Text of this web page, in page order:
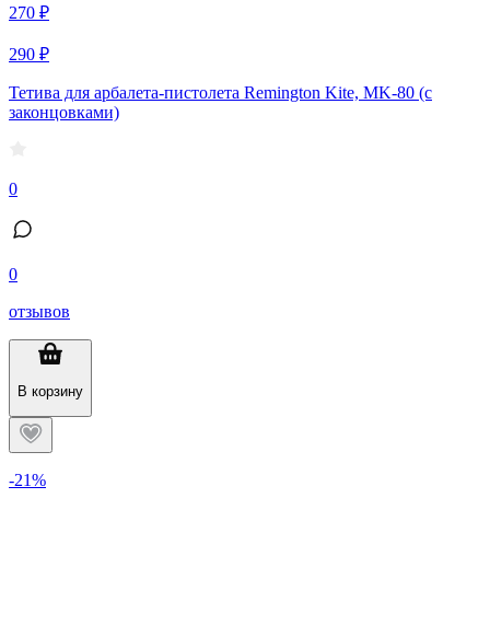
270 ₽
290 ₽
Тетива для арбалета-пистолета Remington Kite, MK-80 (с
законцовками)
0
0
отзывов
В корзину
-21%